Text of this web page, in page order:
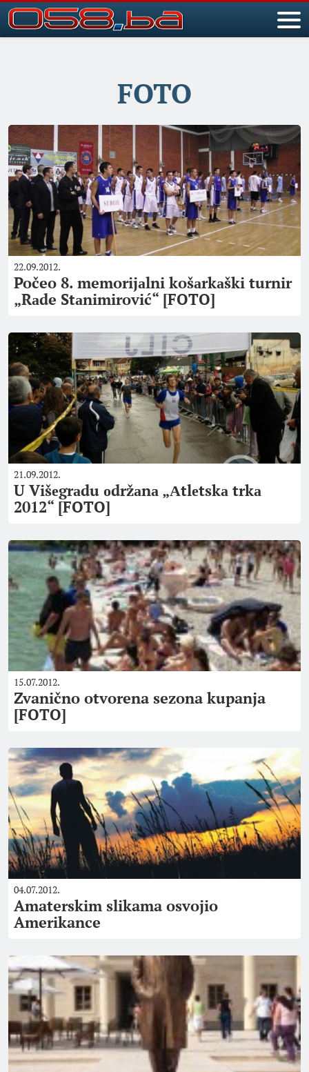
FOTO
22.09.2012.
Počeo 8. memorijаlni košаrkаški turnir
„Rаde Stаnimirović“ [FOTO]
21.09.2012.
U Višеgrаdu оdržаnа „Аtlеtskа trkа
2012“ [FOTO]
15.07.2012.
Zvanično otvorena sezona kupanja
[FOTO]
04.07.2012.
Amaterskim slikama osvojio
Amerikance